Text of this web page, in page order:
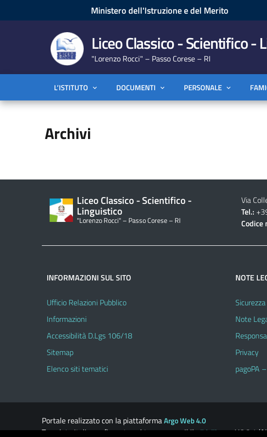
Ministero dell'Istruzione e del Merito
Liceo Classico - Scientifico -
"Lorenzo Rocci" – Passo Corese – RI
L’ISTITUTO DOCUMENTI PERSONALE
Archivi
Liceo Classico - Scientifico -
Linguistico
"Lorenzo Rocci" – Passo Corese – RI
Via
Tel.:
Codice
INFORMAZIONI SUL SITO
Ufficio Relazioni Pubblico
Informazioni
Accessibilità D.Lgs 106/18
Sitemap
Elenco siti tematici
NOTE
Sicurezza
Note
Privacy
pagoPA
Portale realizzato con la piattaformaArgo Web 4.0
Template Italia configurato sul tema accessibileEduThemeV.3.2.1